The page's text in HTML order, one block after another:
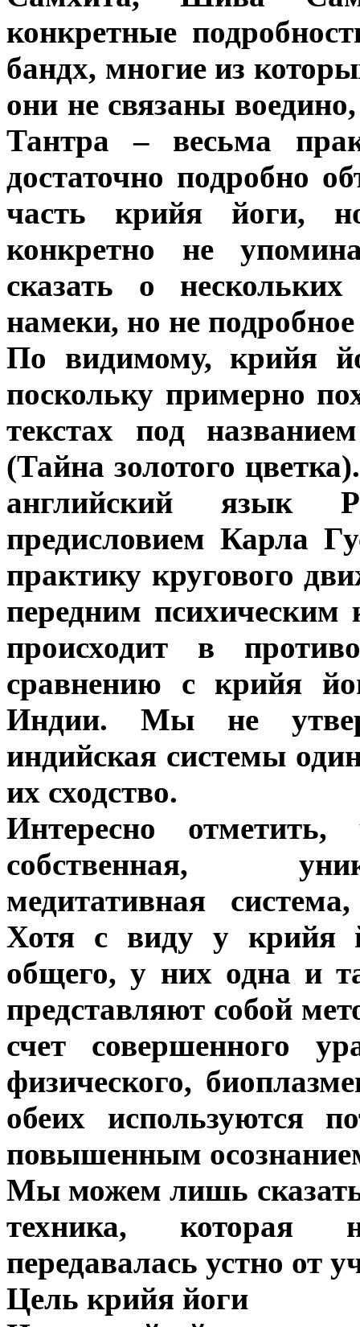
конкретные
бандх, многие из
они не связаны
Тантра – весьма
достаточно подробно
часть крийя йоги,
конкретно не
сказать о
намеки, но не
По видимому, крийя
поскольку примерно
текстах под
(Тайна золотого
английский язык
предисловием Карла
практику кругового
передним психическим
происходит в
сравнению с крийя
Индии. Мы не
индийская системы
их сходство.
Интересно
собственная,
медитативная
Хотя с виду у крийя
общего, у них одна и
представляют собой
счет совершенного
физического,
обеих используются
повышенным
Мы можем лишь
техника, которая
передавалась устно от
Цель крийя йоги